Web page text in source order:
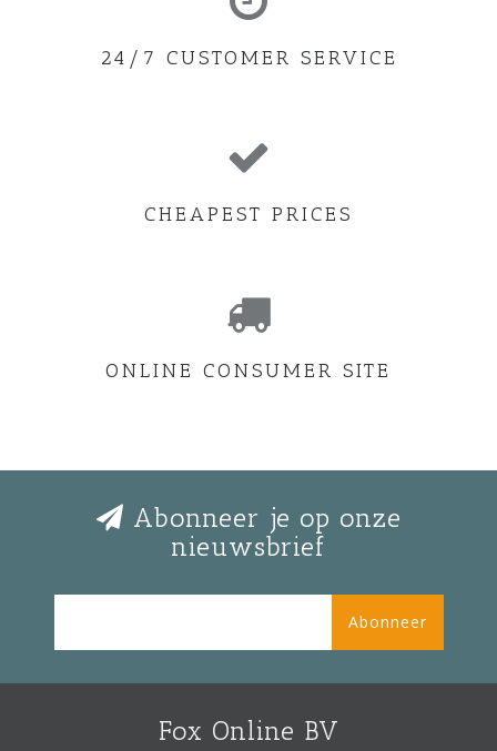
24/7 CUSTOMER SERVICE
CHEAPEST PRICES
ONLINE CONSUMER SITE
Abonneer je op onze
nieuwsbrief
Abonneer
Fox Online BV